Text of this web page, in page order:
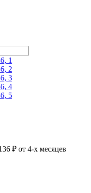
₽ от 4-х месяцев